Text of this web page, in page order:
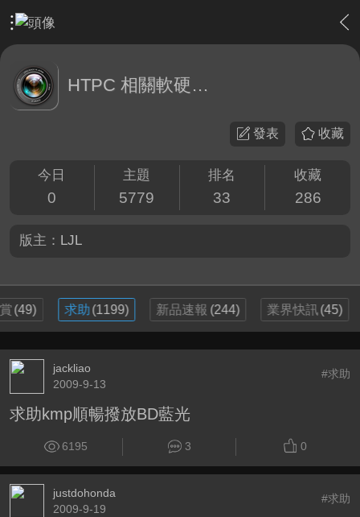
軟硬體相關技術 › HTPC 相關軟硬體技術及運用
HTPC 相關軟硬體技術及運用
收藏
發表
今日
0
主題
5779
排名
33
收藏
286
版主： LJL
(49) 求助(1199) 新品速報 (244) 業界快訊(45)
jackliao
2009-9-13
#求助
求助kmp順暢撥放BD藍光
6195 3 0
justdohonda
2009-9-19
#求助